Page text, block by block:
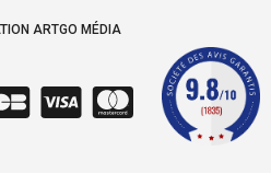
ARTGO MÉDIA